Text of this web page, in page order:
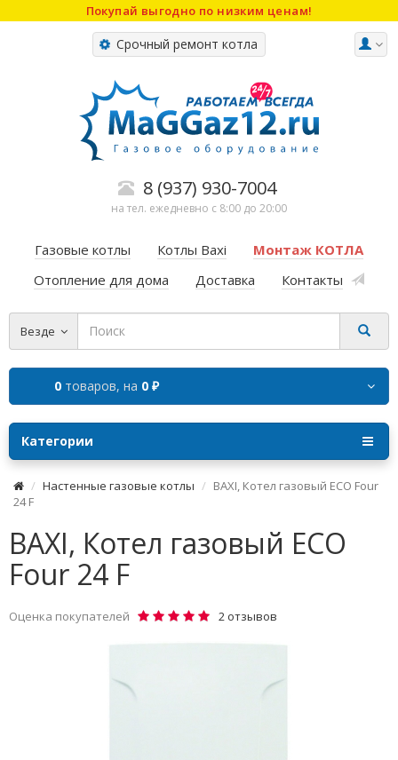
Покупай выгодно по низким ценам!
Срочный ремонт котла
8 (937) 930-7004
на тел. ежедневно с 8:00 до 20:00
Газовые котлы Котлы Baxi
Монтаж КОТЛА
Отопление для дома
Доставка Контакты
Везде
0 товаров, на 0 ₽
Категории
Настенные газовые котлы
BAXI, Котел газовый ECO Four
24 F
BAXI, Котел газовый ECO
Four 24 F
Оценка покупателей 2 отзывов